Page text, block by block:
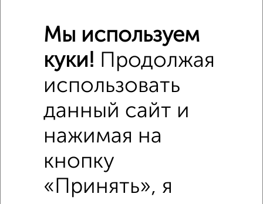
Похожие предложения рядом
Дома недалеко от Кольцевой проезд
Мы используем
куки! Продолжая
использовать
данный сайт и
нажимая на
кнопку
«Принять», я